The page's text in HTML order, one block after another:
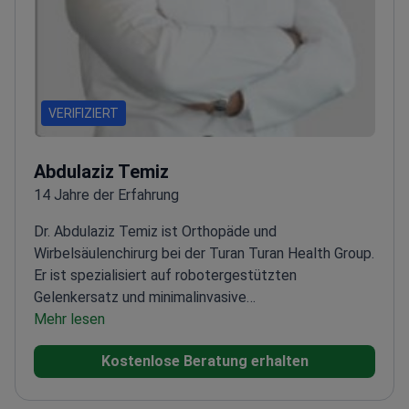
VERIFIZIERT
Abdulaziz Temiz
14 Jahre der Erfahrung
Dr. Abdulaziz Temiz ist Orthopäde und
Wirbelsäulenchirurg bei der Turan Turan Health Group.
Er ist spezialisiert auf robotergestützten
Gelenkersatz und minimalinvasive
Wirbelsäulenchirurgie. Dr. Temiz erwarb in Amsterdam
behandelt komplexe Erkrankungen wie Skoliose,
Mehr lesen
Kostenlose Beratung erhalten